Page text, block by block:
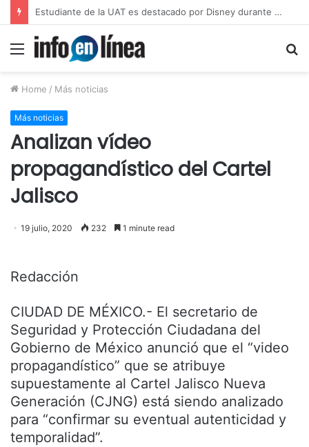
UAT proyecta alcanzar una matrícula de 45 mil estudiantes
Menu
Home / Más noticias
Más noticias
Analizan vídeo
propagandístico del Cartel
Jalisco
19 julio, 2020 232 1 minute read
Redacción
CIUDAD DE MÉXICO.- El secretario de
Seguridad y Protección Ciudadana del
Gobierno de México anunció que el “video
propagandístico” que se atribuye
supuestamente al Cartel Jalisco Nueva
Generación (CJNG) está siendo analizado
para “confirmar su eventual autenticidad y
temporalidad”.